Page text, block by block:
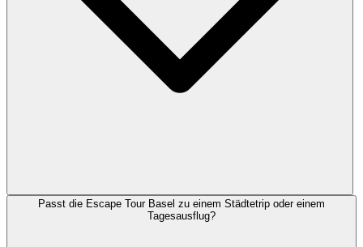
Passt die Escape Tour Basel zu einem Städtetrip oder einem
Tagesausflug?